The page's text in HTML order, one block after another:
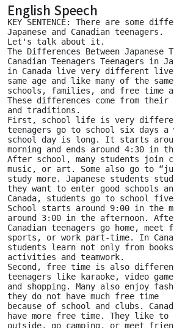
English Speech
KEY SENTENCE: There are some
Japanese and Canadian teenagers.
Let's talk about it.
The Differences Between Japanese
Canadian Teenagers Teenagers in
in Canada live very different
same age and like many of the
schools, families, and free time
These differences come from
and traditions.
First, school life is very
teenagers go to school six days a
school day is long. It starts
morning and ends around 4:30 in
After school, many students join
music, or art. Some also go to
study more. Japanese students
they want to enter good schools
Canada, students go to school five
School starts around 9:00 in the
around 3:00 in the afternoon.
Canadian teenagers go home,
sports, or work part-time. In
students learn not only from
activities and teamwork.
Second, free time is also
teenagers like karaoke, video
and shopping. Many also enjoy
they do not have much free time
because of school and clubs.
have more free time. They like to
outside, go camping, or meet